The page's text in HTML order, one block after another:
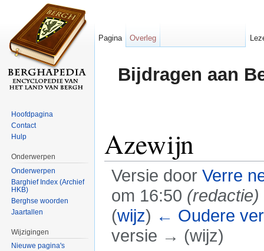
Bijdragen aan
Azewijn
Versie door Verre
om 16:50 (redactie)
(wijz) ← Oudere
versie → (wijz)
Pagina Overleg
Hoofdpagina
Contact
Hulp
Onderwerpen
Onderwerpen
Barghief Index (Archief
HKB)
Berghse woorden
Jaartallen
Wijzigingen
Nieuwe pagina's